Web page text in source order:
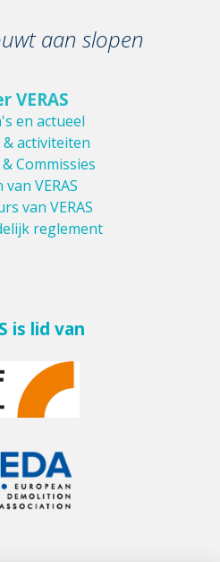
aan slopen
VERAS
en actueel
& activiteiten
Commissies
van VERAS
van VERAS
reglement
is lid van